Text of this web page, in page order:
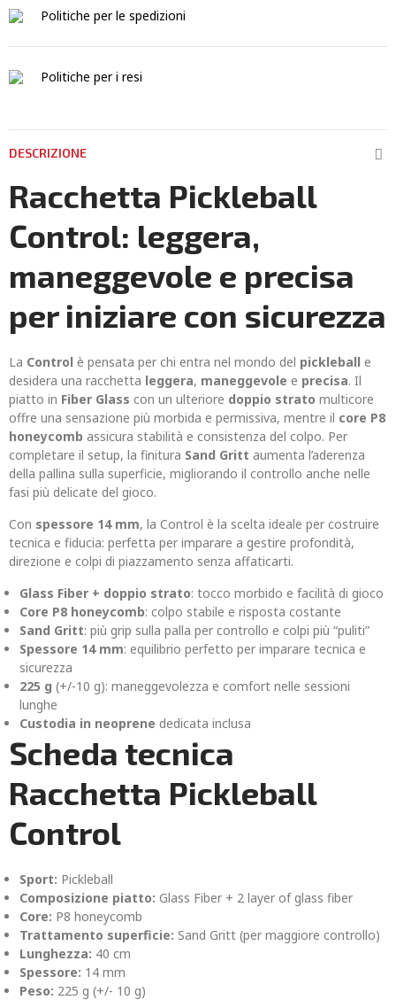
Politiche per le spedizioni
Politiche per i resi
DESCRIZIONE
Racchetta Pickleball
Control: leggera,
maneggevole e precisa
per iniziare con sicurezza
La Control è pensata per chi entra nel mondo del pickleball e
desidera una racchetta leggera, maneggevole e precisa. Il
piatto in Fiber Glass con un ulteriore doppio strato multicore
offre una sensazione più morbida e permissiva, mentre il core P8
honeycomb assicura stabilità e consistenza del colpo. Per
completare il setup, la finitura Sand Gritt aumenta l’aderenza
della pallina sulla superficie, migliorando il controllo anche nelle
fasi più delicate del gioco.
Con spessore 14 mm, la Control è la scelta ideale per costruire
tecnica e fiducia: perfetta per imparare a gestire profondità,
direzione e colpi di piazzamento senza affaticarti.
Glass Fiber + doppio strato: tocco morbido e facilità di gioco
Core P8 honeycomb: colpo stabile e risposta costante
Sand Gritt: più grip sulla palla per controllo e colpi più “puliti”
Spessore 14 mm: equilibrio perfetto per imparare tecnica e
sicurezza
225 g (+/-10 g): maneggevolezza e comfort nelle sessioni
lunghe
Custodia in neoprene dedicata inclusa
Scheda tecnica
Racchetta Pickleball
Control
Sport: Pickleball
Composizione piatto: Glass Fiber + 2 layer of glass fiber
Core: P8 honeycomb
Trattamento superficie: Sand Gritt (per maggiore controllo)
Lunghezza: 40 cm
Spessore: 14 mm
Peso: 225 g (+/- 10 g)